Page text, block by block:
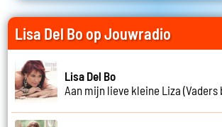
Lisa Del Bo op Jouwradio
Lisa Del Bo
Aan mijn lieve kleine Liza (Vaders